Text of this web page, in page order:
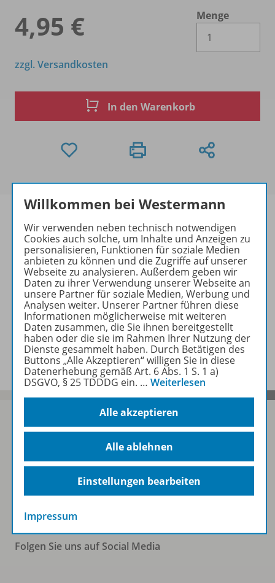
4,95 €
Menge
zzgl. Versandkosten
In den Warenkorb
Produktinformationen
Zugehörige Produkte
Benachrichtigungs-Service
Zum Newsletter anmelden
Folgen Sie uns auf Social Media
Willkommen bei Westermann
Wir verwenden neben technisch notwendigen
Cookies auch solche, um Inhalte und Anzeigen zu
personalisieren, Funktionen für soziale Medien
anbieten zu können und die Zugriffe auf unserer
Webseite zu analysieren. Außerdem geben wir
Daten zu ihrer Verwendung unserer Webseite an
unsere Partner für soziale Medien, Werbung und
Analysen weiter. Unserer Partner führen diese
Informationen möglicherweise mit weiteren
Daten zusammen, die Sie ihnen bereitgestellt
haben oder die sie im Rahmen Ihrer Nutzung der
Dienste gesammelt haben. Durch Betätigen des
Buttons „Alle Akzeptieren“ willigen Sie in diese
Datenerhebung gemäß Art. 6 Abs. 1 S. 1 a)
DSGVO, § 25 TDDDG ein. … Weiterlesen
Alle akzeptieren
Alle ablehnen
Einstellungen bearbeiten
Impressum